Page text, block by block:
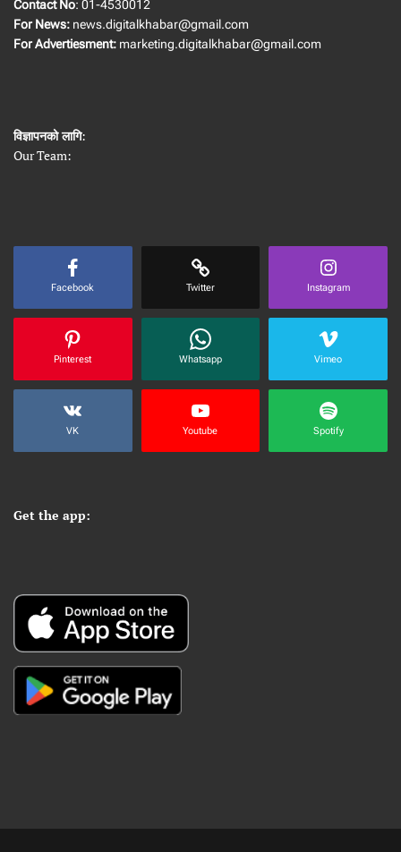
Contact No: 01-4530012
For News: news.digitalkhabar@gmail.com
For Advertiesment: marketing.digitalkhabar@gmail.com
विज्ञापनको लागि:
Our Team:
Facebook Twitter Instagram
Pinterest Whatsapp Vimeo
VK Youtube Spotify
Get the app: